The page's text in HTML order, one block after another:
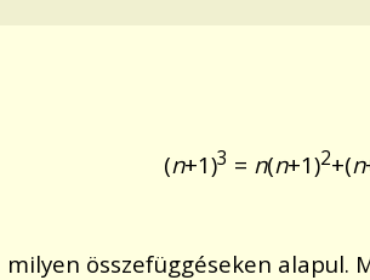
(n+1)3 = n(n+1)2+(n
összefüggéseken alapul.